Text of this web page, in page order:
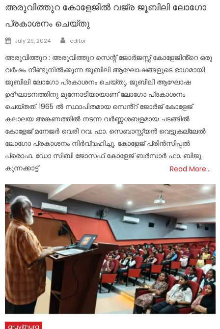
അരുവിത്തുറ കോളേജിൽ വജ്ര ജൂബിലി ലോഗോ
പ്രകാശനം ചെയ്തു
Posted
July 29, 2024 Author
editor
അരുവിത്തുറ : അരുവിത്തുറ സെന്റ് ജോർജസ്സ് കോളേജിൻ്റെ ഒരു
വർഷം നീണ്ടുനിൽക്കുന്ന ജൂബിലി ആഘോഷങ്ങളുടെ ഭാഗമായി
ജൂബിലി ലോഗോ പ്രകാശനം ചെയ്തു. ജൂബിലി ആഘോഷ
ഉദ്ഘാടനത്തിനു മുന്നോടിയായാണ് ലോഗോ പ്രകാശനം
ചെയ്തത്. 1965 ൽ സ്ഥാപിതമായ സെൻ്റ് ജോർജ് കോളേജ്
കലാലയ അങ്കണത്തിൽ നടന്ന വർണ്ണശബളമായ ചടങ്ങിൽ
കോളേജ് മനേജർ വെരി റവ. ഫാ. സെബാസ്റ്റ്യൻ വെട്ടുകല്ലേൽ
ലോഗോ പ്രകാശനം നിർവ്വഹിച്ചു. കോളേജ് പ്രിൻസിപ്പൽ
പ്രൊഫ. ഡോ സിബി ജോസഫ് കോളേജ് ബർസാർ ഫാ. ബിജു
കുന്നക്കാട്ട്
Read More…
aruvithura